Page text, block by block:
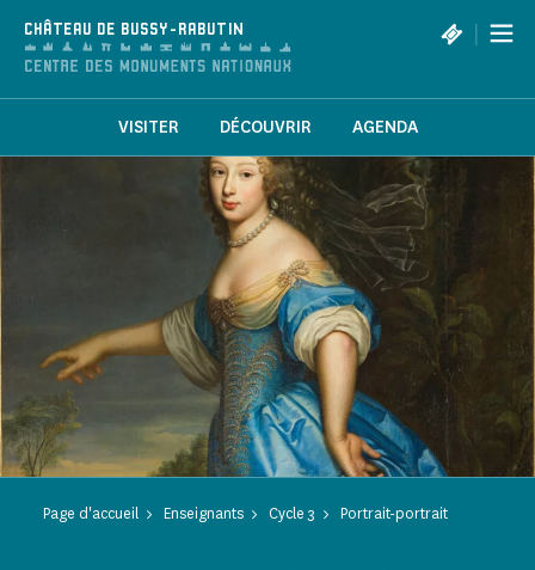
CHÂTEAU DE BUSSY-RABUTIN |
VISITER DÉCOUVRIR AGENDA
Page d'accueil Enseignants Cycle 3 Portrait-portrait